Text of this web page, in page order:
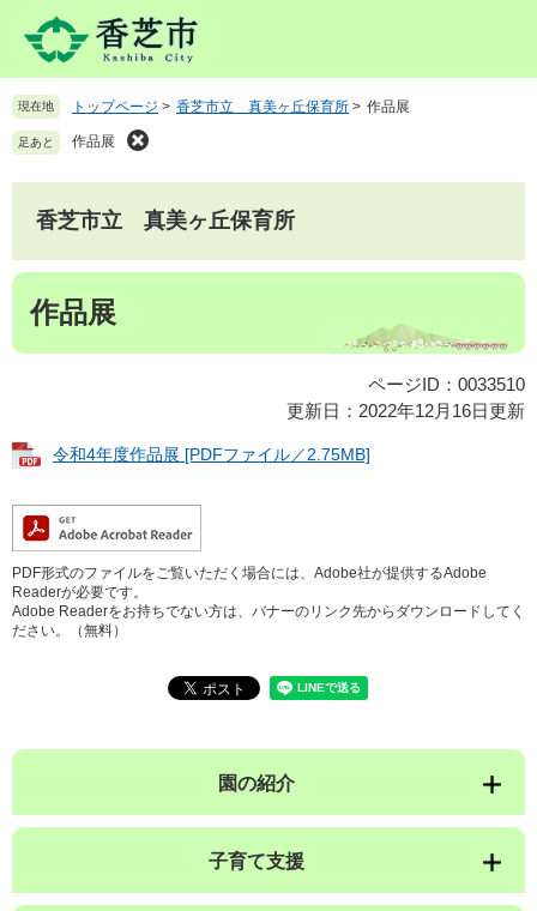
先
頭
す
を
飛
し
文
現在地 トップページ > 香芝市立 真美ヶ丘保育所 > 作品展
足あと 作品展
香芝市立 真美ヶ丘保育所
本
作品展
ページID：0033510
更新日：2022年12月16日更新
令和4年度作品展 [PDFファイル／2.75MB]
PDF形式のファイルをご覧いただく場合には、Adobe社が提供するAdobe
Readerが必要です。
Adobe Readerをお持ちでない方は、バナーのリンク先からダウンロードしてく
ださい。（無料）
園の紹介
子育て支援